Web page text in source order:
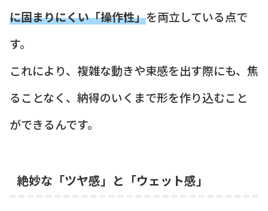
に固まりにくい「操作性」を両立している点で
す。
これにより、複雑な動きや束感を出す際にも、焦
ることなく、納得のいくまで形を作り込むこと
ができるんです。
絶妙な「ツヤ感」と「ウェット感」